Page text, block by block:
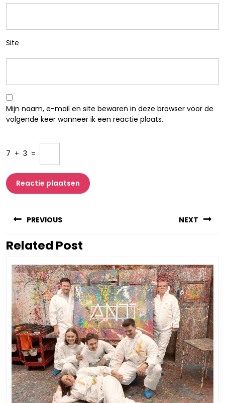
Site
Mijn naam, e-mail en site bewaren in deze browser voor de
volgende keer wanneer ik een reactie plaats.
7 + 3 =
PREVIOUS
Vorig
NEXT
Related Post